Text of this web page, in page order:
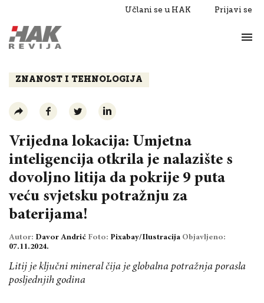
Učlani se u HAK Prijavi se
Razgovori
ZNANOST I TEHNOLOGIJA
Vrijedna lokacija: Umjetna
inteligencija otkrila je nalazište s
dovoljno litija da pokrije 9 puta
veću svjetsku potražnju za
baterijama!
Autor: Davor Andrić Foto: Pixabay/Ilustracija Objavljeno:
07.11.2024.
Litij je ključni mineral čija je globalna potražnja porasla
posljednjih godina